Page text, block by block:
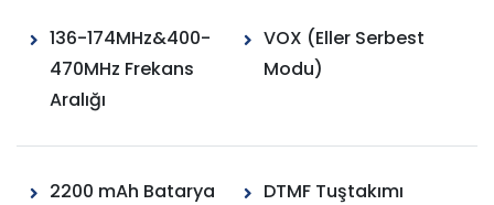
136-174MHz&400-
470MHz Frekans
Aralığı
VOX (Eller Serbest
Modu)
2200 mAh Batarya
DTMF Tuştakımı